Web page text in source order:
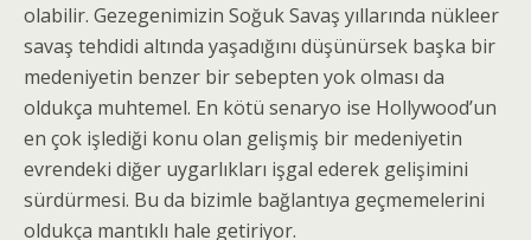
olabilir. Gezegenimizin Soğuk Savaş yıllarında nükleer
savaş tehdidi altında yaşadığını düşünürsek başka bir
medeniyetin benzer bir sebepten yok olması da
oldukça muhtemel. En kötü senaryo ise Hollywood’un
en çok işlediği konu olan gelişmiş bir medeniyetin
evrendeki diğer uygarlıkları işgal ederek gelişimini
sürdürmesi. Bu da bizimle bağlantıya geçmemelerini
oldukça mantıklı hale getiriyor.